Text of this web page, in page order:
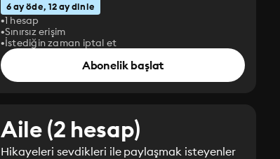
6 ay öde, 12 ay dinle
1 hesap
Sınırsız erişim
İstediğin zaman iptal et
Abonelik başlat
Aile (2 hesap)
Hikayeleri sevdikleri ile paylaşmak isteyenler